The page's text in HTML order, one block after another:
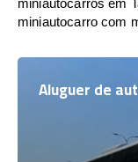
miniautocarros em
miniautocarro com
Aluguer de